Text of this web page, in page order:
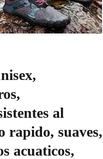
al
rapido, suaves,
acuaticos,